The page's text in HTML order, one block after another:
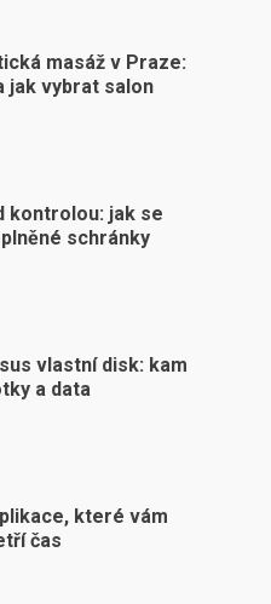
masáž v Praze:
jak vybrat salon
kontrolou: jak se
schránky
vlastní disk: kam
a data
které vám
čas